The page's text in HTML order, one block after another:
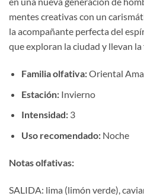
desde
hasta
mentes creativas con un
la acompañante perfecta del
que exploran la ciudad y llevan
Familia olfativa:Oriental
Estación:Invierno
Intensidad:3
Uso recomendado:Noche
Notas olfativas:
SALIDA: lima (limón verde),